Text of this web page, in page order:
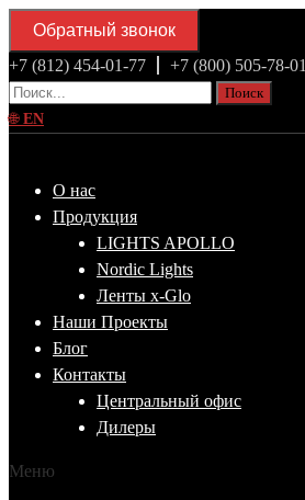
Обратный звонок
+7 (812) 454-01-77
+7 (800) 505-78-01
Поиск
🌐 EN
О нас
Продукция
LIGHTS APOLLO
Nordic Lights
Ленты x-Glo
Наши Проекты
Блог
Контакты
Центральный офис
Дилеры
Меню